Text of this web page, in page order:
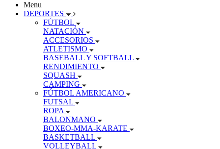
Menu
DEPORTES
FÚTBOL
NATACIÓN
ACCESORIOS
ATLETISMO
BASEBALL Y SOFTBALL
RENDIMIENTO
SQUASH
CAMPING
FÚTBOL AMERICANO
FUTSAL
ROPA
BALONMANO
BOXEO-MMA-KARATE
BASKETBALL
VOLLEYBALL